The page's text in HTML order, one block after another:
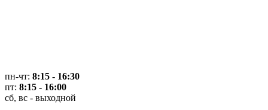
пн-чт: 8:15 - 16:30
пт: 8:15 - 16:00
сб, вс - выходной